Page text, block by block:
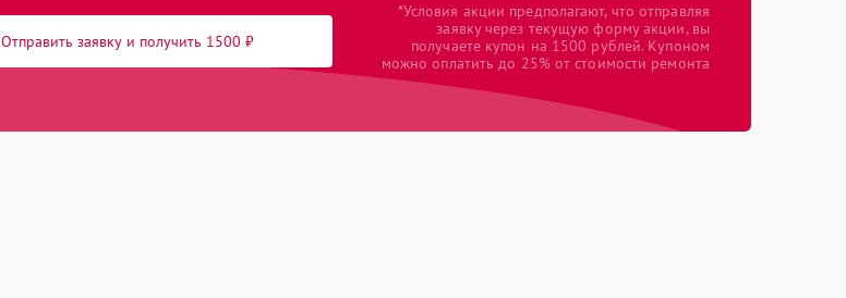
Отправить заявку и получить 1500 ₽
*Условия акции предполагают, что отправляя
заявку через текущую форму акции, вы
получаете купон на 1500 рублей. Купоном
можно оплатить до 25% от стоимости ремонта